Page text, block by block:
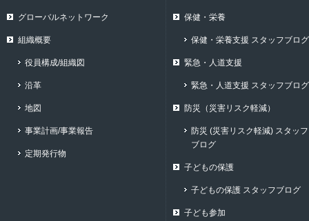
グローバルネットワーク
組織概要
役員構成/組織図
沿革
地図
事業計画/事業報告
定期発行物
保健・栄養
保健・栄養支援 スタッフブログ
緊急・人道支援
緊急・人道支援 スタッフブログ
防災（災害リスク軽減）
防災 (災害リスク軽減) スタッフ
ブログ
子どもの保護
子どもの保護 スタッフブログ
子ども参加